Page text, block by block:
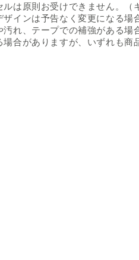
ルは原則お受けできません。（
インは予告なく変更になる場
れ、テープでの補強がある
合がありますが、いずれも商